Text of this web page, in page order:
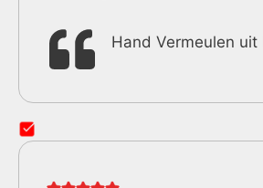
Hand Vermeulen uit